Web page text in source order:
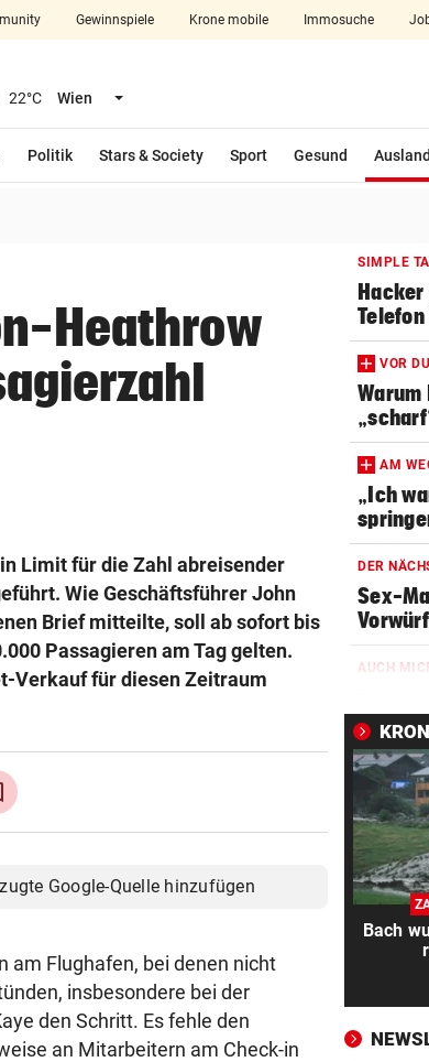
Gewinnspiele Krone mobile Immosuche
22°C Wien Menü aufklappen
Politik Stars & Society Sport Gesund Ausland
Heathrow
Limit für die Zahl abreisender
Wie Geschäftsführer John
Brief mitteilte, soll ab sofort bis
Passagieren am Tag gelten.
Verkauf für diesen Zeitraum
Google-Quelle hinzufügen
am Flughafen, bei denen nicht
insbesondere bei der
den Schritt. Es fehle den
an Mitarbeitern am Check-in
SIMPLE
VOR
Warum
AM
„Ich
DER
Sex-
AUCH
sorgte
BRAND IM
Der
NUMMER
Nur 2
GUT-
Bach